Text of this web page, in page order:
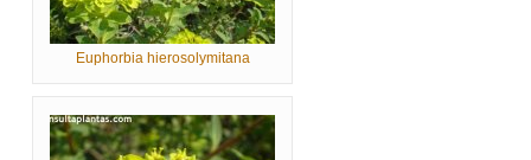
Euphorbia hierosolymitana